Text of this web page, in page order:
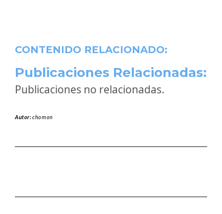
CONTENIDO RELACIONADO:
Publicaciones Relacionadas:
Publicaciones no relacionadas.
Autor:chomon